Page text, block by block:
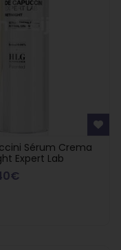
Sérum Crema
Expert Lab